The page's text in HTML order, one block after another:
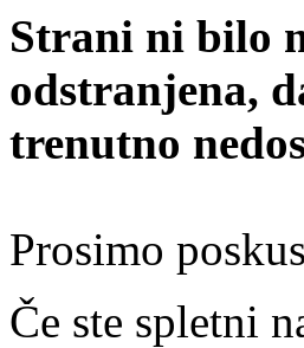
Strani ni bilo
odstranjena,
trenutno
Prosimo
Če ste spletni